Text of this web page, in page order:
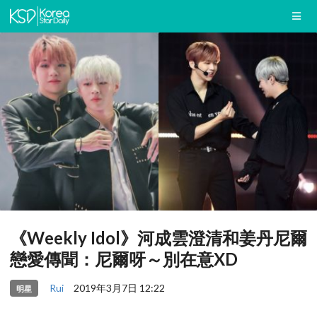
《Weekly Idol》河成雲澄清和姜丹尼爾
戀愛傳聞：尼爾呀～別在意XD
明星 Rui 2019年3月7日 12:22